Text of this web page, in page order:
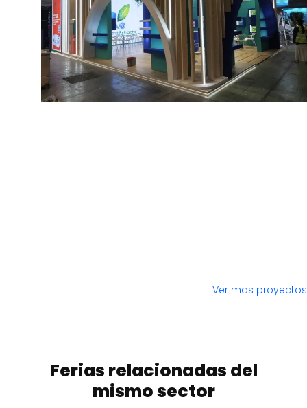
Ver mas proyectos
Ferias relacionadas del
mismo sector